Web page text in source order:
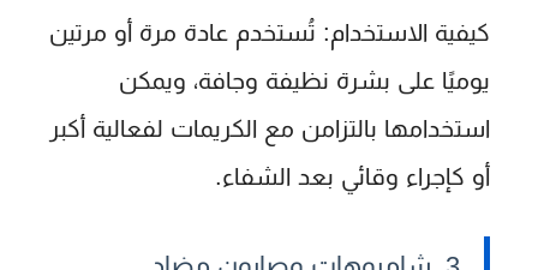
كيفية الاستخدام: تُستخدم عادة مرة أو مرتين
يوميًا على بشرة نظيفة وجافة، ويمكن
استخدامها بالتزامن مع الكريمات لفعالية أكبر
أو كإجراء وقائي بعد الشفاء.